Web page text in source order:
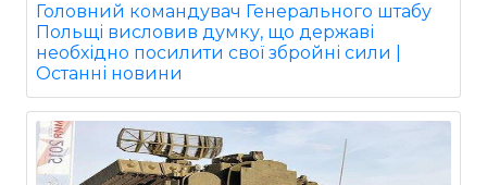
Головний командувач Генерального штабу
Польщі висловив думку, що державі
необхідно посилити свої збройні сили |
Останні новини